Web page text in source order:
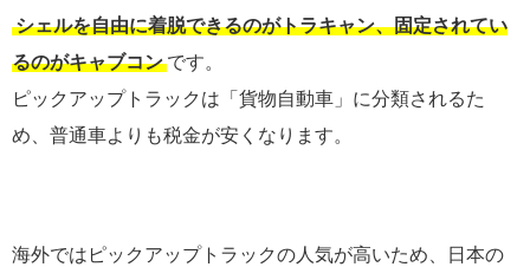
シェルを自由に着脱できるのがトラキャン、固定されてい
るのがキャブコン です。
ピックアップトラックは「貨物自動車」に分類されるた
め、普通車よりも税金が安くなります。
海外ではピックアップトラックの人気が高いため、日本の